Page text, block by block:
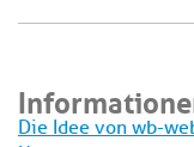
Die Idee von wb-